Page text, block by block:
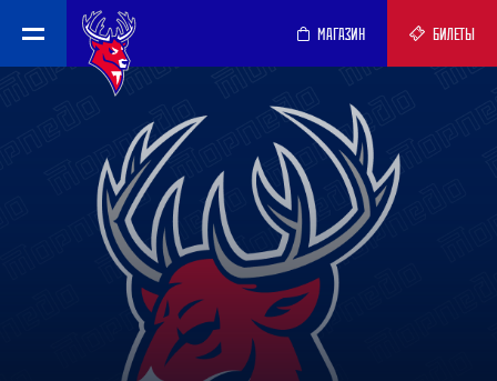
МАГАЗИН БИЛЕТЫ